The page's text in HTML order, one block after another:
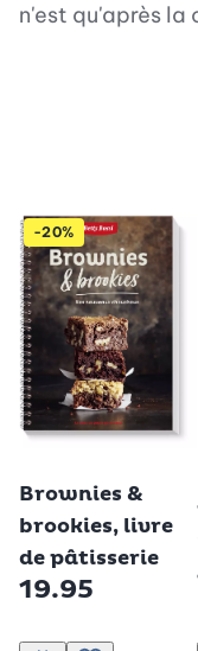
n'est qu'après la
-20%
Brownies &
brookies, livre
de pâtisserie
19.95